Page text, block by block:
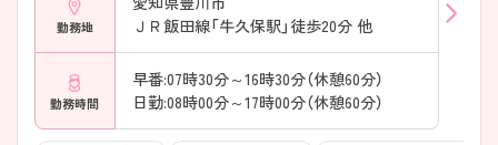
勤務地
ＪＲ飯田線「牛久保駅」徒歩20分 他
勤務時間
早番:07時30分～16時30分（休憩60分）
日勤:08時00分～17時00分（休憩60分）